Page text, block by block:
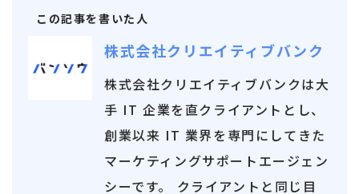
この記事を書いた人
株式会社クリエイティブバンク
株式会社クリエイティブバンクは大
手 IT 企業を直クライアントとし、
創業以来 IT 業界を専門にしてきた
マーケティングサポートエージェン
シーです。 クライアントと同じ目